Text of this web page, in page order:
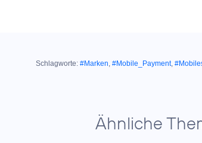
Schlagworte: #Marken, #Mobile_Payment,
Ähnliche